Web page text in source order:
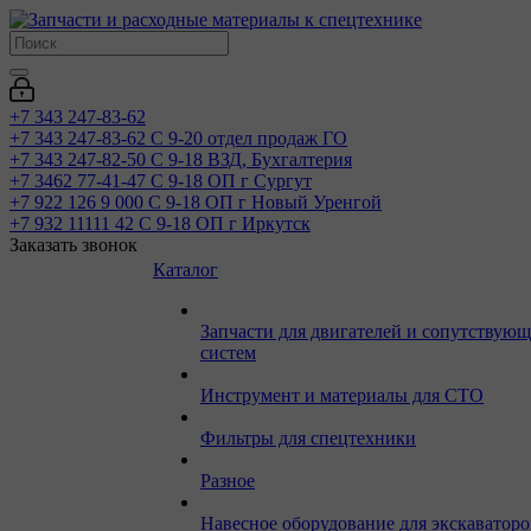
+7 343 247-83-62
+7 343 247-83-62 С 9-20 отдел продаж ГО
+7 343 247-82-50 С 9-18 ВЗД, Бухгалтерия
+7 3462 77-41-47 С 9-18 ОП г Сургут
+7 922 126 9 000 С 9-18 ОП г Новый Уренгой
+7 932 11111 42 С 9-18 ОП г Иркутск
Заказать звонок
Каталог
Запчасти для двигателей и
систем
Инструмент и материалы для СТО
Фильтры для спецтехники
Разное
Навесное оборудование для